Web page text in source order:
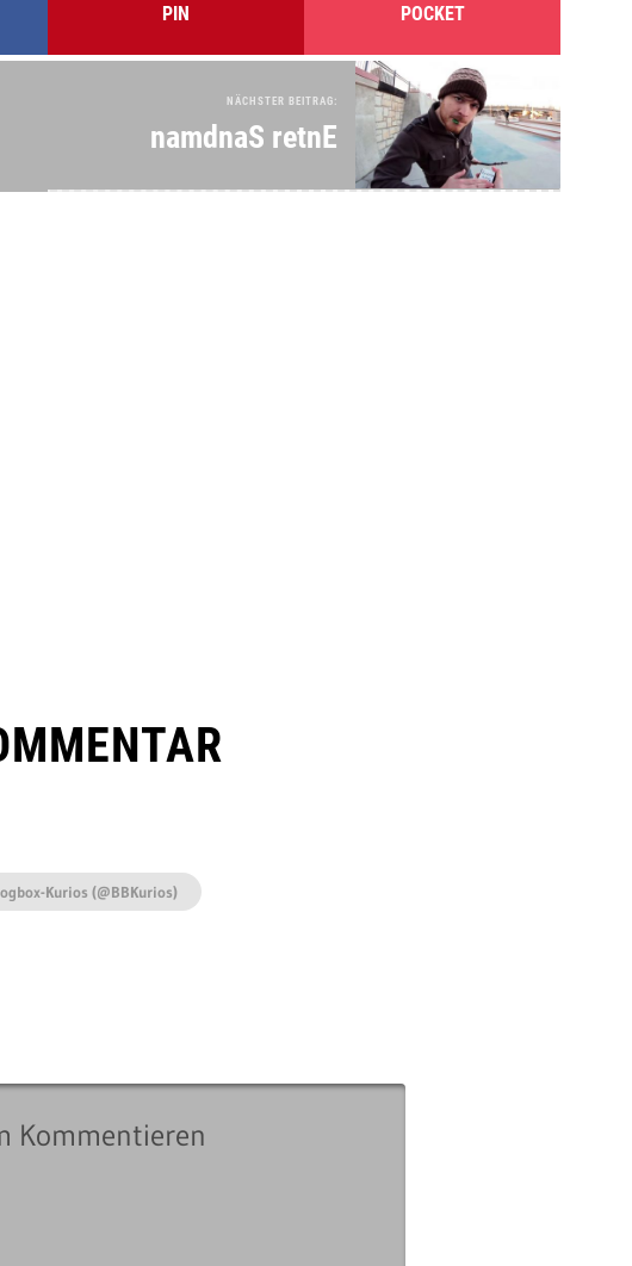
PIN POCKET
NÄCHSTER BEITRAG:
namdnaS retnE
Kurios (@BBKurios)